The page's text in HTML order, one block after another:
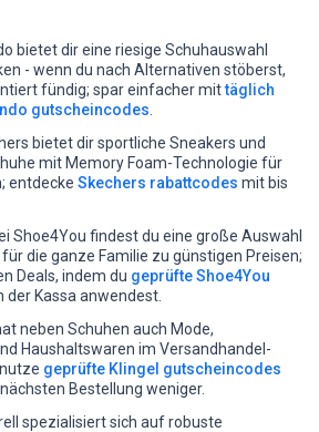
bietet dir eine riesige Schuhauswahl
- wenn du nach Alternativen stöberst,
fündig; spar einfacher mittäglich
gutscheincodes
bietet dir sportliche Sneakers und
mit Memory Foam-Technologie für
entdecke Skechers rabattcodes mit bis
Shoe4You findest du eine große Auswahl
die ganze Familie zu günstigen Preisen;
Deals, indem du geprüfte Shoe4You
der Kassa anwendest.
neben Schuhen auch Mode,
Haushaltswaren im Versandhandel-
nutze geprüfte Klingel gutscheincodes
Bestellung weniger.
spezialisiert sich auf robuste